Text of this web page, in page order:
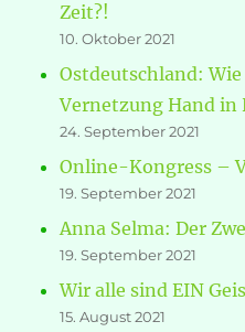
Zeit?!
10. Oktober 2021
Ostdeutschland:
Vernetzung Hand
24. September 2021
Online-Kongress –
19. September 2021
Anna Selma: Der
19. September 2021
Wir alle sind EIN
15. August 2021